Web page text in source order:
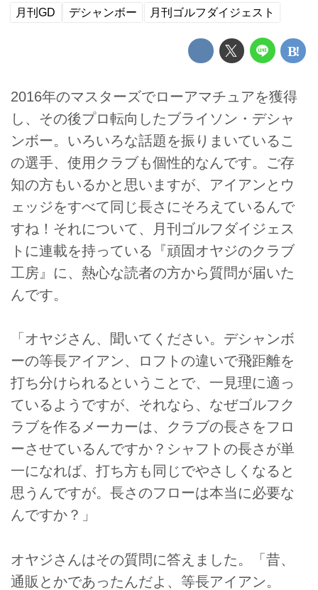
月刊GD デシャンボー 月刊ゴルフダイジェスト
2016年のマスターズでローアマチュアを獲得
し、その後プロ転向したブライソン・デシャ
ンボー。いろいろな話題を振りまいているこ
の選手、使用クラブも個性的なんです。ご存
知の方もいるかと思いますが、アイアンとウ
ェッジをすべて同じ長さにそろえているんで
すね！それについて、月刊ゴルフダイジェス
トに連載を持っている『頑固オヤジのクラブ
工房』に、熱心な読者の方から質問が届いた
んです。
「オヤジさん、聞いてください。デシャンボ
ーの等長アイアン、ロフトの違いで飛距離を
打ち分けられるということで、一見理に適っ
ているようですが、それなら、なぜゴルフク
ラブを作るメーカーは、クラブの長さをフロ
ーさせているんですか？シャフトの長さが単
一になれば、打ち方も同じでやさしくなると
思うんですが。長さのフローは本当に必要な
んですか？」
オヤジさんはその質問に答えました。「昔、
通販とかであったんだよ、等長アイアン。